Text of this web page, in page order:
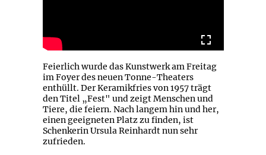
Feierlich wurde das Kunstwerk am Freitag
im Foyer des neuen Tonne-Theaters
enthüllt. Der Keramikfries von 1957 trägt
den Titel „Fest" und zeigt Menschen und
Tiere, die feiern. Nach langem hin und her,
einen geeigneten Platz zu finden, ist
Schenkerin Ursula Reinhardt nun sehr
zufrieden.